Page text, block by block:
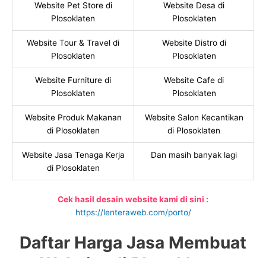
Website Pet Store di
Plosoklaten
Website Desa di
Plosoklaten
Website Tour & Travel di
Plosoklaten
Website Distro di
Plosoklaten
Website Furniture di
Plosoklaten
Website Cafe di
Plosoklaten
Website Produk Makanan
di Plosoklaten
Website Salon Kecantikan
di Plosoklaten
Website Jasa Tenaga Kerja
di Plosoklaten
Dan masih banyak lagi
Cek hasil desain website kami di sini :
https://lenteraweb.com/porto/
Daftar Harga Jasa Membuat